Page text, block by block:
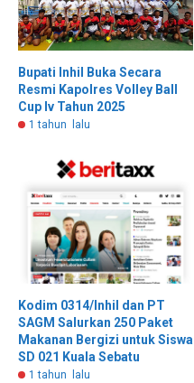
Bupati Inhil Buka Secara
Resmi Kapolres Volley Ball
Cup Iv Tahun 2025
1 tahun lalu
Kodim 0314/Inhil dan PT
SAGM Salurkan 250 Paket
Makanan Bergizi untuk Siswa
SD 021 Kuala Sebatu
1 tahun lalu